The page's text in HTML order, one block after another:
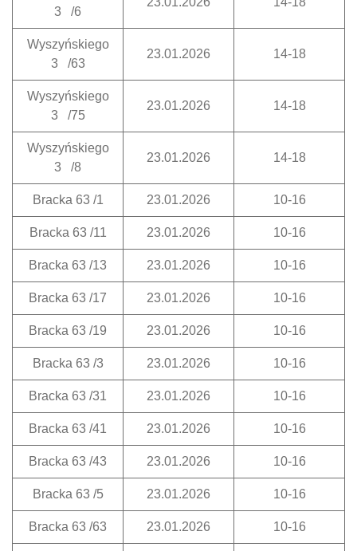
3 /6
Wyszyńskiego
3 /63
23.01.2026 14-18
Wyszyńskiego
3 /75
23.01.2026 14-18
Wyszyńskiego
3 /8
23.01.2026 14-18
Bracka 63 /1 23.01.2026 10-16
Bracka 63 /11 23.01.2026 10-16
Bracka 63 /13 23.01.2026 10-16
Bracka 63 /17 23.01.2026 10-16
Bracka 63 /19 23.01.2026 10-16
Bracka 63 /3 23.01.2026 10-16
Bracka 63 /31 23.01.2026 10-16
Bracka 63 /41 23.01.2026 10-16
Bracka 63 /43 23.01.2026 10-16
Bracka 63 /5 23.01.2026 10-16
Bracka 63 /63 23.01.2026 10-16